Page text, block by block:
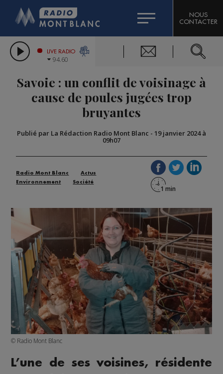
LES CHRONIQUES DE L'EXPERT
CITIZEN MACHINERY
GRAND MASSIF DOMAINES SKIABLES
BIGARD
COMPAGNIE DU MONT-BLANC
NOUS
CONTACTER
LIVE RADIO
94.60
Savoie : un conflit de voisinage à
cause de poules jugées trop
bruyantes
Publié par La Rédaction Radio Mont Blanc - 19 janvier 2024 à
09h07
Radio Mont Blanc
Actus
Environnement
Société
© Radio Mont Blanc
L’une de ses voisines, résidente